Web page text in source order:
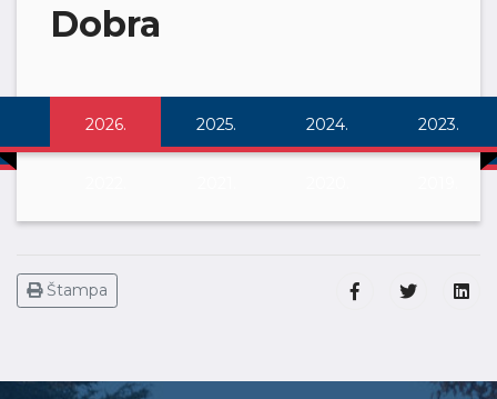
Dobra
2026. 2025. 2024. 2023.
Štampa